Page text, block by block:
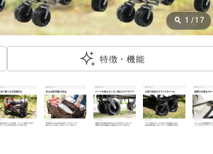
1 /17
特徴・機能